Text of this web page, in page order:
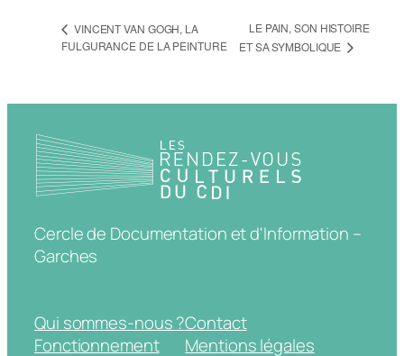
VINCENT VAN GOGH, LA
FULGURANCE DE LA PEINTURE
LE PAIN, SON HISTOIRE
ET SA SYMBOLIQUE
Cercle de Documentation et d'Information –
Garches
Qui sommes-nous ?
Fonctionnement
Contact
Mentions légales